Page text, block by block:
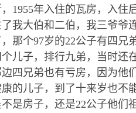
1955年入住的瓦房，入住
我大伯和二伯，我三爷爷
那个97岁的22公子有四兄
儿子，排行九弟，当时还
四兄弟也有亏房，因为他
的儿子，到了十来岁也不
是房子，还是22公子他们